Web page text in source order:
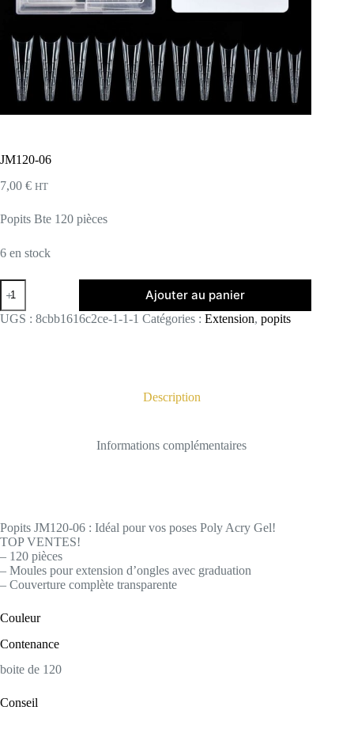
JM120-06
7,00 € HT
Popits Bte 120 pièces
6 en stock
quantité
de
JM120-
06
Ajouter au panier
UGS : 8cbb1616c2ce-1-1-1 Catégories : Extension, popits
Description
Informations complémentaires
Popits JM120-06 : Idéal pour vos poses Poly Acry Gel!
TOP VENTES!
– 120 pièces
– Moules pour extension d’ongles avec graduation
– Couverture complète transparente
Couleur
Contenance
boite de 120
Conseil